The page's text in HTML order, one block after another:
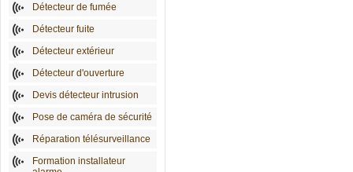
Détecteur de fumée
Détecteur fuite
Détecteur extérieur
Détecteur d'ouverture
Devis détecteur intrusion
Pose de caméra de sécurité
Réparation télésurveillance
Formation installateur